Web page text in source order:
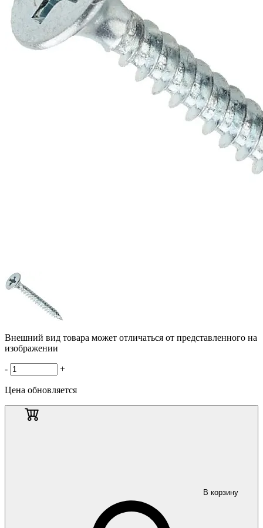
Внешний вид товара может отличаться от представленного на
изображении
- +
Цена обновляется
В корзину